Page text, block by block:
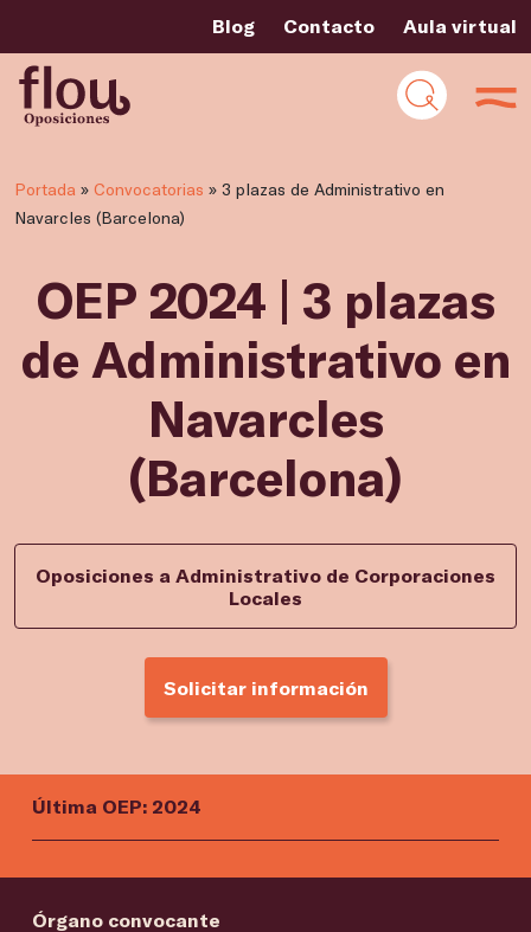
Blog Contacto Aula virtual
Portada » Convocatorias » 3 plazas de Administrativo en
Navarcles (Barcelona)
OEP 2024 | 3 plazas
de Administrativo en
Navarcles
(Barcelona)
Oposiciones a Administrativo de Corporaciones
Locales
Solicitar información
Última OEP: 2024
Órgano convocante